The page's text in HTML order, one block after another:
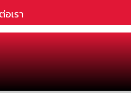
เรา